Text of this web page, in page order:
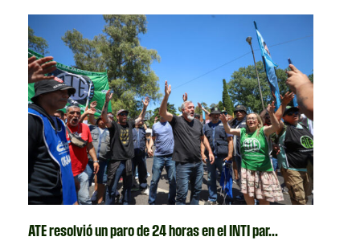
ATE resolvió un paro de 24 horas en el INTI par...